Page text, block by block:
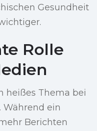
Gesundheit
Rolle
heißes Thema bei
Während ein
Berichten